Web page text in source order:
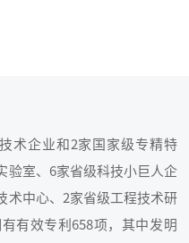
术企业和2家国家级专精特
室、6家省级科技小巨人企
术中心、2家省级工程技术研
有效专利658项，其中发明